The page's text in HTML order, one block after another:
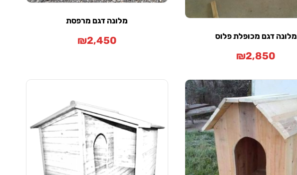
מלונה דגם מכופלת פלוס
₪2,850
מלונה דגם מרפסת
₪2,450